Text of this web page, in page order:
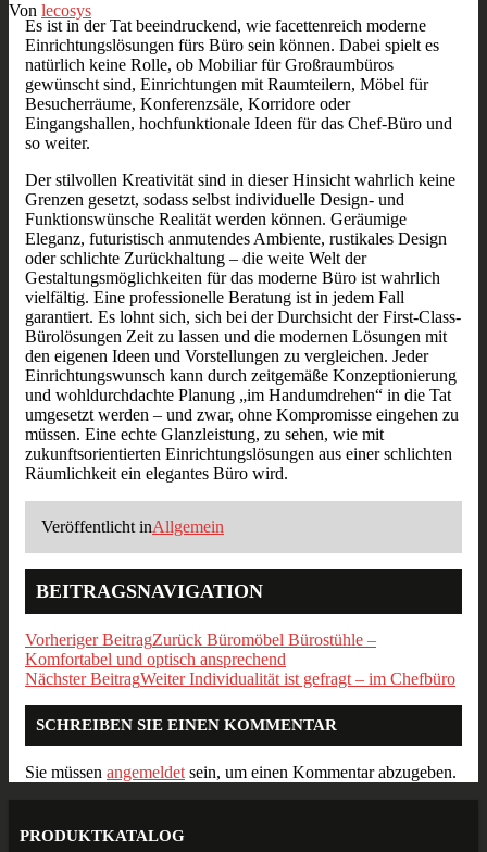
Von lecosys
Es ist in der Tat beeindruckend, wie facettenreich moderne
Einrichtungslösungen fürs Büro sein können. Dabei spielt es
natürlich keine Rolle, ob Mobiliar für Großraumbüros
gewünscht sind, Einrichtungen mit Raumteilern, Möbel für
Besucherräume, Konferenzsäle, Korridore oder
Eingangshallen, hochfunktionale Ideen für das Chef-Büro und
so weiter.
Der stilvollen Kreativität sind in dieser Hinsicht wahrlich keine
Grenzen gesetzt, sodass selbst individuelle Design- und
Funktionswünsche Realität werden können. Geräumige
Eleganz, futuristisch anmutendes Ambiente, rustikales Design
oder schlichte Zurückhaltung – die weite Welt der
Gestaltungsmöglichkeiten für das moderne Büro ist wahrlich
vielfältig. Eine professionelle Beratung ist in jedem Fall
garantiert. Es lohnt sich, sich bei der Durchsicht der First-Class-
Bürolösungen Zeit zu lassen und die modernen Lösungen mit
den eigenen Ideen und Vorstellungen zu vergleichen. Jeder
Einrichtungswunsch kann durch zeitgemäße Konzeptionierung
und wohldurchdachte Planung „im Handumdrehen“ in die Tat
umgesetzt werden – und zwar, ohne Kompromisse eingehen zu
müssen. Eine echte Glanzleistung, zu sehen, wie mit
zukunftsorientierten Einrichtungslösungen aus einer schlichten
Räumlichkeit ein elegantes Büro wird.
Veröffentlicht inAllgemein
BEITRAGSNAVIGATION
Vorheriger BeitragZurück Büromöbel Bürostühle –
Komfortabel und optisch ansprechend
Nächster BeitragWeiter Individualität ist gefragt – im Chefbüro
SCHREIBEN SIE EINEN KOMMENTAR
Sie müssen angemeldet sein, um einen Kommentar abzugeben.
PRODUKTKATALOG